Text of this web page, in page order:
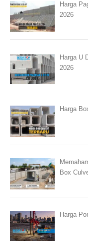
Harga
2026
Harga U
2026
Harga
Box
Harga